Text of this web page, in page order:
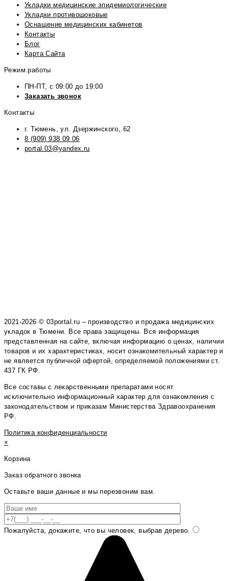
Укладки медицинские эпидемиологические
Укладки противошоковые
Оснащение медицинских кабинетов
Контакты
Блог
Карта Сайта
Режим работы
ПН-ПТ, с 09:00 до 19:00
Заказать звонок
Контакты
г. Тюмень, ул. Дзержинского, 62
8 (909) 938 09 06
portal.03@yandex.ru
2021-2026 © 03portal.ru – производство и продажа медицинских
укладок в Тюмени. Все права защищены. Вся информация
представленная на сайте, включая информацию о ценах, наличии
товаров и их характеристиках, носит ознакомительный характер и
не является публичной офертой, определяемой положениями ст.
437 ГК РФ.
Все составы с лекарственными препаратами носят
исключительно информационный характер для ознакомления с
законодательством и приказам Министерства Здравоохранения
РФ.
Политика конфиденциальности
×
Корзина
Заказ обратного звонка
Оставьте ваши данные и мы перезвоним вам.
Пожалуйста, докажите, что вы человек, выбрав дерево.